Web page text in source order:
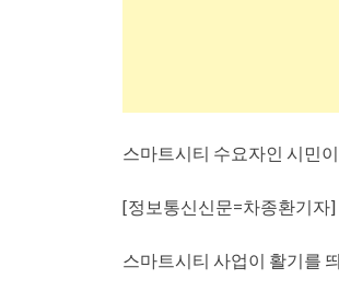
스마트시티 수요자인 시민
[정보통신신문=차종환기자]
스마트시티 사업이 활기를